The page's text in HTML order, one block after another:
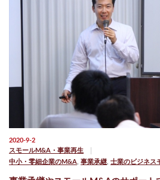
2020-9-2
スモールM&A・事業再生
中小・零細企業のM&A, 事業承継, 士業のビジネス